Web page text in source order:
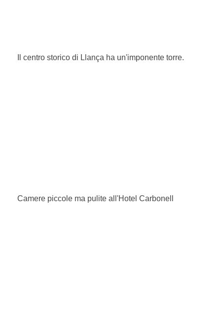
Il centro storico di Llança ha un'imponente torre.
Camere piccole ma pulite all'Hotel Carbonell